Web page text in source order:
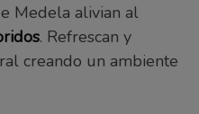
Medela alivian al
. Refrescan y
creando un ambiente